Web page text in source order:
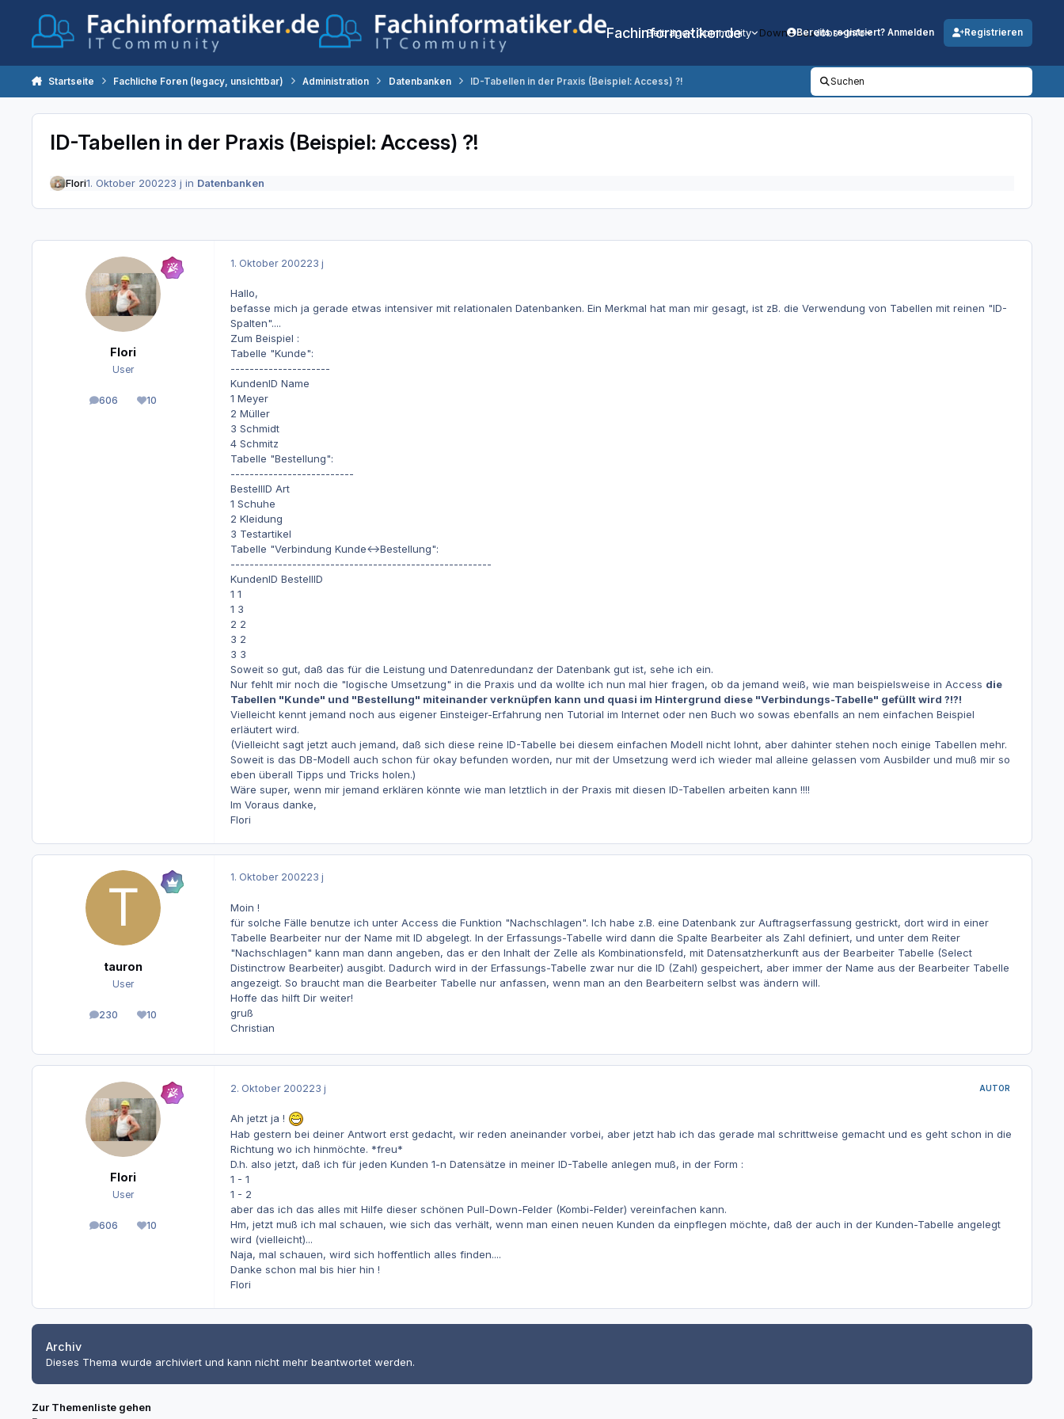
Fachinformatiker.de
Beiträge Community DownloadsJobs Info
Bereits registriert? Anmelden Registrieren
Startseite Fachliche Foren (legacy, unsichtbar) Administration Datenbanken ID-Tabellen in der Praxis (Beispiel: Access) ?! Suchen
ID-Tabellen in der Praxis (Beispiel: Access) ?!
Flori1. Oktober 200223 j in Datenbanken
Flori
User
606
Beiträge 10
Reputation
1. Oktober 200223 j
Hallo,
befasse mich ja gerade etwas intensiver mit relationalen Datenbanken. Ein Merkmal hat man mir gesagt, ist zB. die Verwendung von Tabellen mit reinen "ID-
Spalten"....
Zum Beispiel :
Tabelle "Kunde":
---------------------
KundenID Name
1 Meyer
2 Müller
3 Schmidt
4 Schmitz
Tabelle "Bestellung":
--------------------------
BestellID Art
1 Schuhe
2 Kleidung
3 Testartikel
Tabelle "Verbindung Kunde<->Bestellung":
-------------------------------------------------------
KundenID BestellID
1 1
1 3
2 2
3 2
3 3
Soweit so gut, daß das für die Leistung und Datenredundanz der Datenbank gut ist, sehe ich ein.
Nur fehlt mir noch die "logische Umsetzung" in die Praxis und da wollte ich nun mal hier fragen, ob da jemand weiß, wie man beispielsweise in Access die
Tabellen "Kunde" und "Bestellung" miteinander verknüpfen kann und quasi im Hintergrund diese "Verbindungs-Tabelle" gefüllt wird ?!?!
Vielleicht kennt jemand noch aus eigener Einsteiger-Erfahrung nen Tutorial im Internet oder nen Buch wo sowas ebenfalls an nem einfachen Beispiel
erläutert wird.
(Vielleicht sagt jetzt auch jemand, daß sich diese reine ID-Tabelle bei diesem einfachen Modell nicht lohnt, aber dahinter stehen noch einige Tabellen mehr.
Soweit is das DB-Modell auch schon für okay befunden worden, nur mit der Umsetzung werd ich wieder mal alleine gelassen vom Ausbilder und muß mir so
eben überall Tipps und Tricks holen.)
Wäre super, wenn mir jemand erklären könnte wie man letztlich in der Praxis mit diesen ID-Tabellen arbeiten kann !!!!
Im Voraus danke,
Flori
tauron
User
230
Beiträge 10
Reputation
1. Oktober 200223 j
Moin !
für solche Fälle benutze ich unter Access die Funktion "Nachschlagen". Ich habe z.B. eine Datenbank zur Auftragserfassung gestrickt, dort wird in einer
Tabelle Bearbeiter nur der Name mit ID abgelegt. In der Erfassungs-Tabelle wird dann die Spalte Bearbeiter als Zahl definiert, und unter dem Reiter
"Nachschlagen" kann man dann angeben, das er den Inhalt der Zelle als Kombinationsfeld, mit Datensatzherkunft aus der Bearbeiter Tabelle (Select
Distinctrow Bearbeiter) ausgibt. Dadurch wird in der Erfassungs-Tabelle zwar nur die ID (Zahl) gespeichert, aber immer der Name aus der Bearbeiter Tabelle
angezeigt. So braucht man die Bearbeiter Tabelle nur anfassen, wenn man an den Bearbeitern selbst was ändern will.
Hoffe das hilft Dir weiter!
gruß
Christian
Flori
User
606
Beiträge 10
Reputation
2. Oktober 200223 j AUTOR
Ah jetzt ja !
Hab gestern bei deiner Antwort erst gedacht, wir reden aneinander vorbei, aber jetzt hab ich das gerade mal schrittweise gemacht und es geht schon in die
Richtung wo ich hinmöchte. *freu*
D.h. also jetzt, daß ich für jeden Kunden 1-n Datensätze in meiner ID-Tabelle anlegen muß, in der Form :
1 - 1
1 - 2
aber das ich das alles mit Hilfe dieser schönen Pull-Down-Felder (Kombi-Felder) vereinfachen kann.
Hm, jetzt muß ich mal schauen, wie sich das verhält, wenn man einen neuen Kunden da einpflegen möchte, daß der auch in der Kunden-Tabelle angelegt
wird (vielleicht)...
Naja, mal schauen, wird sich hoffentlich alles finden....
Danke schon mal bis hier hin !
Flori
Archiv
Dieses Thema wurde archiviert und kann nicht mehr beantwortet werden.
Zur Themenliste gehen